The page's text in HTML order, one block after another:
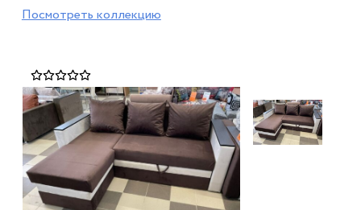
Посмотреть коллекцию